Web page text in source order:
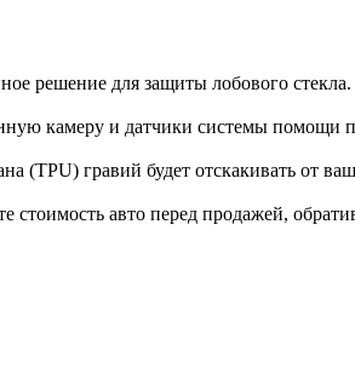
решение для защиты лобового
камеру и датчики системы помощи
(TPU) гравий будет отскакивать от
стоимость авто перед продажей,